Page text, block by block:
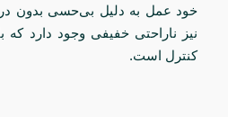
خود عمل به دلیل بی‌حسی بدون
نیز ناراحتی خفیفی وجود دارد
کنترل است.